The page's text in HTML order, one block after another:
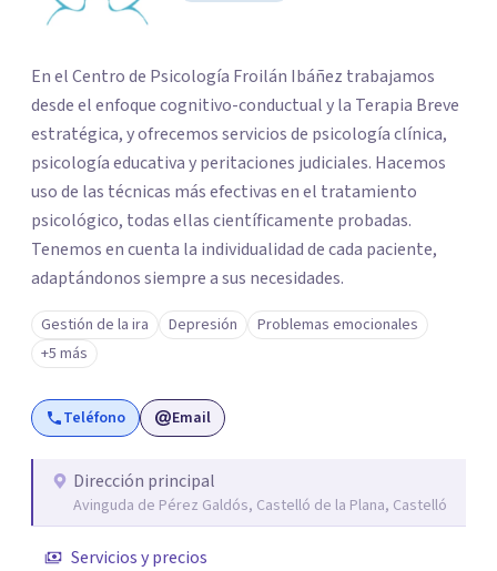
En el Centro de Psicología Froilán Ibáñez trabajamos
desde el enfoque cognitivo-conductual y la Terapia Breve
estratégica, y ofrecemos servicios de psicología clínica,
psicología educativa y peritaciones judiciales. Hacemos
uso de las técnicas más efectivas en el tratamiento
psicológico, todas ellas científicamente probadas.
Tenemos en cuenta la individualidad de cada paciente,
adaptándonos siempre a sus necesidades.
Gestión de la ira Depresión
Problemas emocionales
+5 más
Teléfono Email
Dirección principal
Avinguda de Pérez Galdós, Castelló de la Plana, Castelló
Servicios y precios